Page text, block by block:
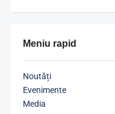
Meniu rapid
Noutăți
Evenimente
Media